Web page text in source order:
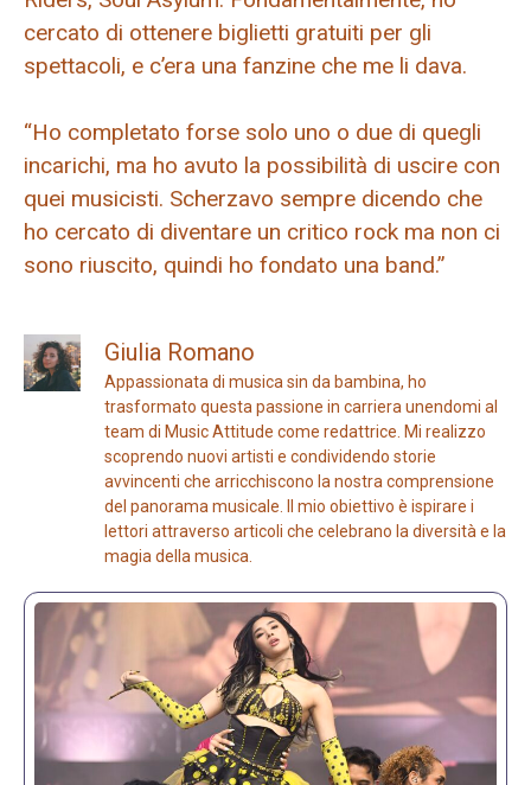
cercato di ottenere biglietti gratuiti per gli
spettacoli, e c’era una fanzine che me li dava.
“Ho completato forse solo uno o due di quegli
incarichi, ma ho avuto la possibilità di uscire con
quei musicisti. Scherzavo sempre dicendo che
ho cercato di diventare un critico rock ma non ci
sono riuscito, quindi ho fondato una band.”
Giulia Romano
Appassionata di musica sin da bambina, ho
trasformato questa passione in carriera unendomi al
team di Music Attitude come redattrice. Mi realizzo
scoprendo nuovi artisti e condividendo storie
avvincenti che arricchiscono la nostra comprensione
del panorama musicale. Il mio obiettivo è ispirare i
lettori attraverso articoli che celebrano la diversità e la
magia della musica.